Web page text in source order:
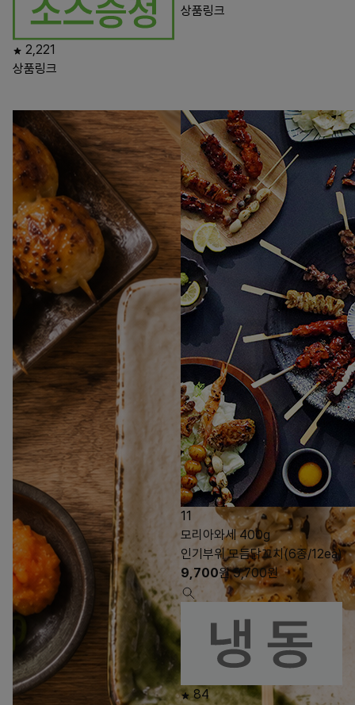
2,221
상품링크
상품링크
11
모리아와세 400g
인기부위 모듬닭꼬치(6종/12ea)
9,700원 9,700원
84